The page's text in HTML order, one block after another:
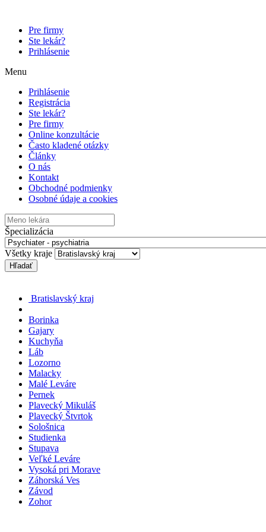
Pre firmy
Ste lekár?
Prihlásenie
Menu
Prihlásenie
Registrácia
Ste lekár?
Pre firmy
Online konzultácie
Často kladené otázky
Články
O nás
Kontakt
Obchodné podmienky
Osobné údaje a cookies
Špecializácia
Všetky kraje
Hľadať
Bratislavský kraj
Borinka
Gajary
Kuchyňa
Láb
Lozorno
Malacky
Malé Leváre
Pernek
Plavecký Mikuláš
Plavecký Štvrtok
Sološnica
Studienka
Stupava
Veľké Leváre
Vysoká pri Morave
Záhorská Ves
Závod
Zohor